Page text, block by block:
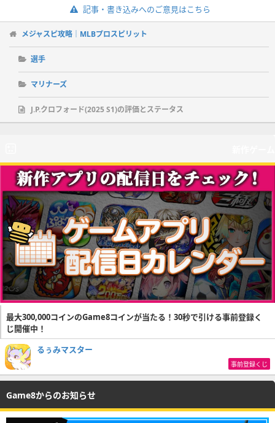
記事・書き込みへのご意見はこちら
メジャスピ攻略｜MLBプロスピリット
選手
マリナーズ
J.P.クロフォード(2025 S1)の評価とステータス
最大300,000コインのGame8コインが当たる！30秒で引ける事前登録く
じ開催中！
るぅみマスター
事前登録くじ
Game8からのお知らせ